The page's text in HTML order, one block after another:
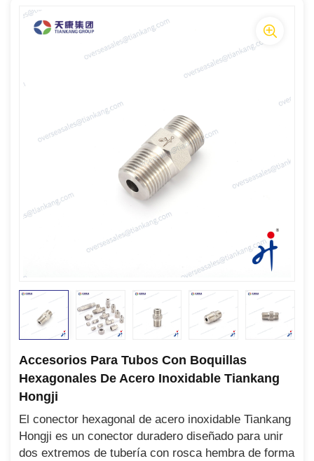
Accesorios Para Tubos Con Boquillas
Hexagonales De Acero Inoxidable Tiankang
Hongji
El conector hexagonal de acero inoxidable Tiankang
Hongji es un conector duradero diseñado para unir
dos extremos de tubería con rosca hembra de forma